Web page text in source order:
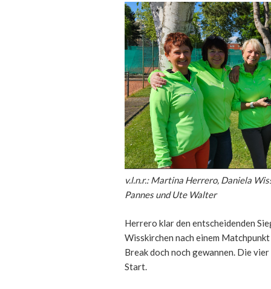
v.l.n.r.: Martina Herrero, Daniela
Pannes und Ute Walter
Herrero klar den entscheidenden
Wisskirchen nach einem
Break doch noch gewannen. Die
Start.